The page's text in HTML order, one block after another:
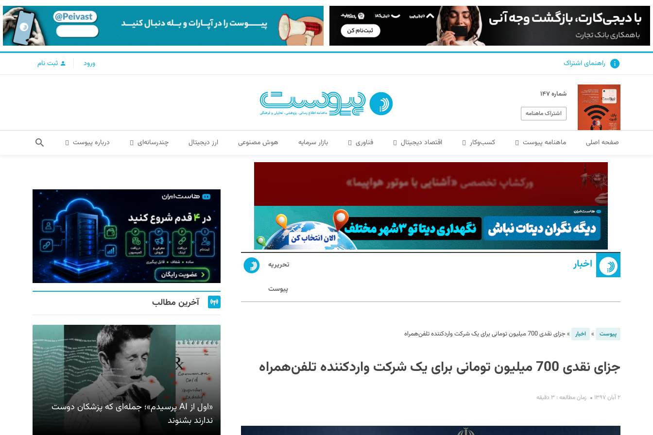
راهنمای اشتراک ورود ثبت نام
شماره ۱۴۷
اشتراک ماهنامه
صفحه اصلی ماهنامه پیوست کسب‌و‌کار اقتصاد دیجیتال فناوری بازار سرمایه هوش مصنوعی ارز دیجیتال چندرسانه‌ای درباره پیوست
اخبار تحریریه
پیوست
پیوست » اخبار » جزای نقدی 700 میلیون تومانی برای یک شرکت واردکننده تلفن‌همراه
جزای نقدی 700 میلیون تومانی برای یک شرکت واردکننده تلفن‌همراه
۲ آبان ۱۳۹۷ زمان مطالعه : ۳ دقیقه
آخرین مطالب
«اول از AI پرسیدم»؛ جمله‌ای که پزشکان دوست
ندارند بشنوند